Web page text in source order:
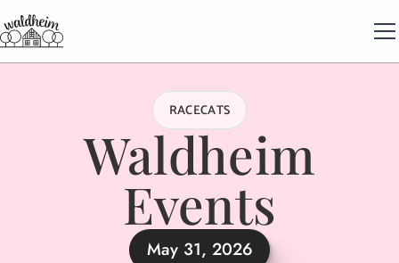
RACECATS
Waldheim
Events
May 31, 2026